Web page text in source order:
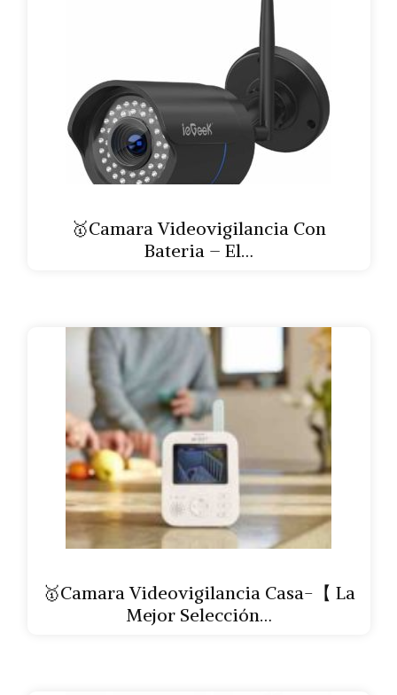
🥇Camara Videovigilancia Con
Bateria – El…
🥇Camara Videovigilancia Casa-【 La
Mejor Selección…